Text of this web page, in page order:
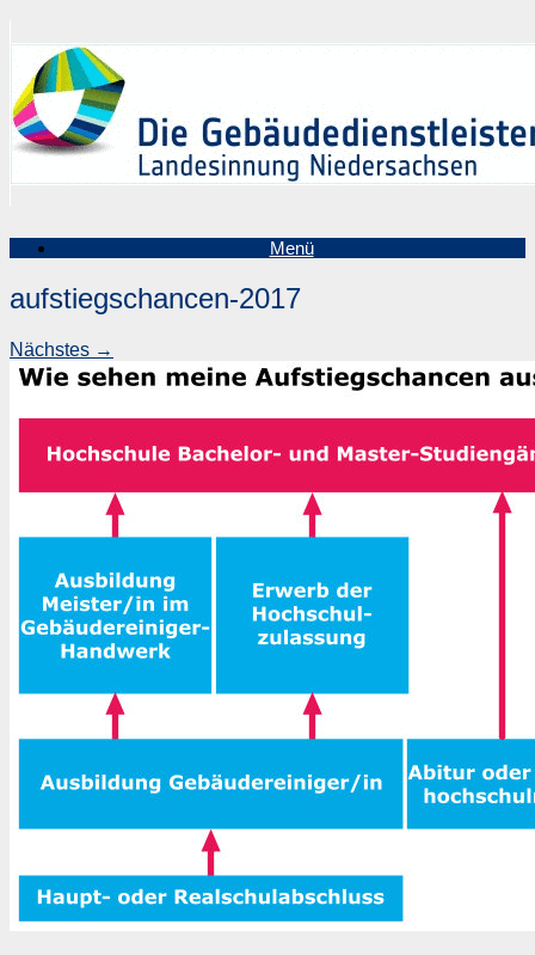
Inhalt
springen
Menü
aufstiegschancen-2017
Nächstes →